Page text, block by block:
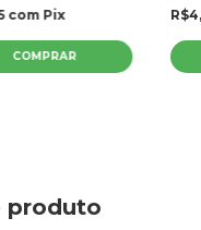
com Pix
produto